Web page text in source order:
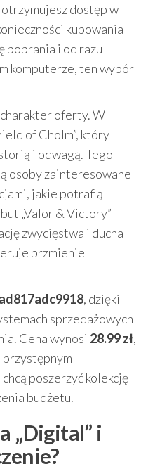
otrzymujesz dostęp w
kupowania
pobrania i od razu
komputerze, ten wybór
oferty. W
of Cholm”, który
i odwagą. Tego
osoby zainteresowane
jakie potrafią
„Valor & Victory”
zwycięstwa i ducha
brzmienie
ad817adc9918, dzięki
sprzedażowych
Cena wynosi 28.99 zł,
poszerzyć kolekcję
budżetu.
„Digital” i